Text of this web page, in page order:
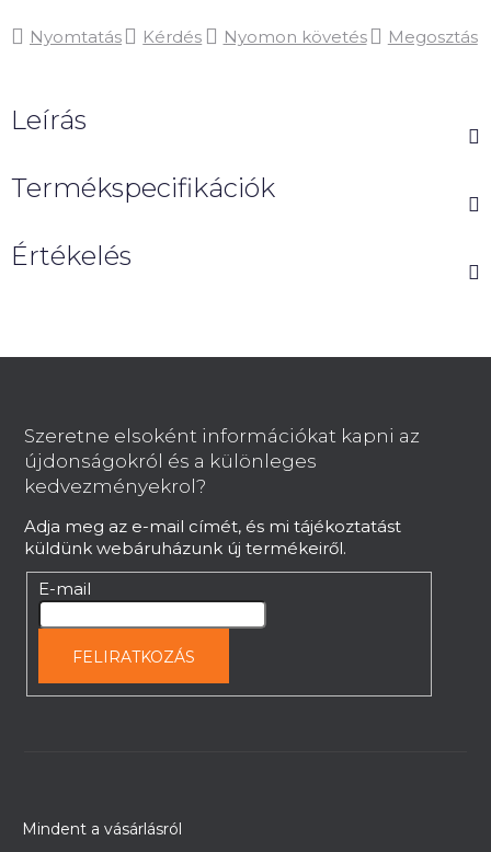
Nyomtatás Kérdés Nyomon követés Megosztás
Leírás
Termékspecifikációk
Értékelés
Szeretne elsoként információkat kapni az
újdonságokról és a különleges
kedvezményekrol?
Adja meg az e-mail címét, és mi tájékoztatást
küldünk webáruházunk új termékeiről.
E-mail
FELIRATKOZÁS
Mindent a vásárlásról